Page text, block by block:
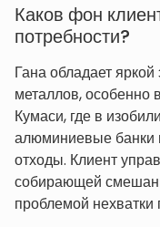
Каков фон
потребности?
Гана обладает
металлов, особенно
Кумаси, где в
алюминиевые
отходы. Клиент
собирающей
проблемой нехватки